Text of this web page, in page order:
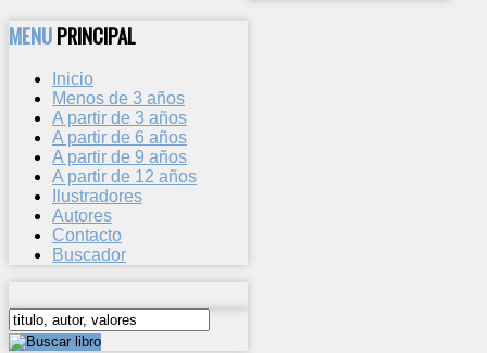
MENUPRINCIPAL
Inicio
Menos de 3 años
A partir de 3 años
A partir de 6 años
A partir de 9 años
A partir de 12 años
Ilustradores
Autores
Contacto
Buscador